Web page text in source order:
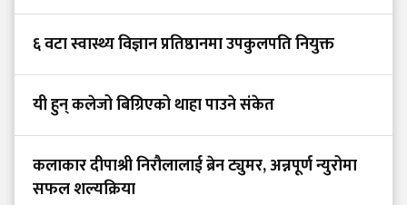
६ वटा स्वास्थ्य विज्ञान प्रतिष्ठानमा उपकुलपति नियुक्त
यी हुन् कलेजो बिग्रिएको थाहा पाउने संकेत
कलाकार दीपाश्री निरौलालाई ब्रेन ट्युमर, अन्नपूर्ण न्युरोमा
सफल शल्यक्रिया